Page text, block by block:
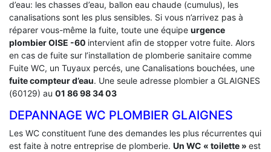
d’eau: les chasses d’eau, ballon eau chaude (cumulus), les
canalisations sont les plus sensibles. Si vous n’arrivez pas à
réparer vous-même la fuite, toute une équipe urgence
plombier OISE -60 intervient afin de stopper votre fuite. Alors
en cas de fuite sur l’installation de plomberie sanitaire comme
Fuite WC, un Tuyaux percés, une Canalisations bouchées, une
fuite compteur d’eau. Une seule adresse plombier a GLAIGNES
(60129) au 01 86 98 34 03
DEPANNAGE WC PLOMBIER GLAIGNES
Les WC constituent l’une des demandes les plus récurrentes qui
est faite à notre entreprise de plomberie. Un WC « toilette » est